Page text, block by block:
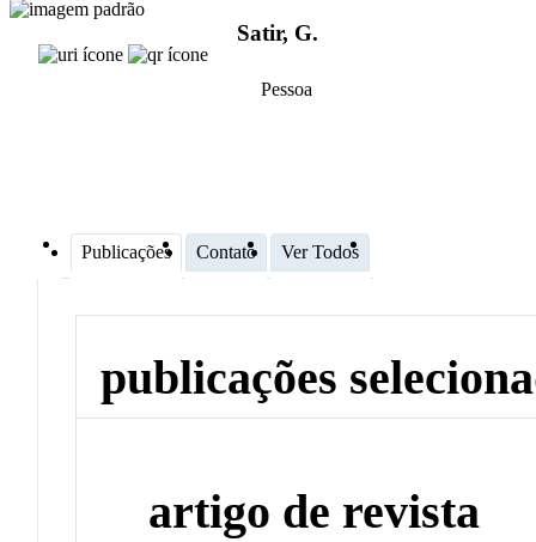
Satir, G.
Pessoa
Publicações Contato Ver Todos
publicações
artigo de revista